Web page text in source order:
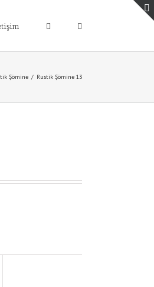
Şömine / Rustik Şömine 13